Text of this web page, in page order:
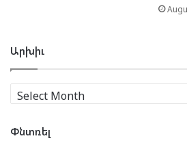
Արխիւ
Արխիւ
Փնտռել